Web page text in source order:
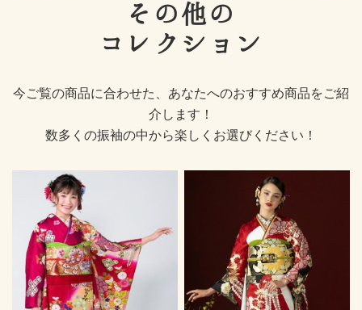
その他の
コレクション
今ご覧の商品に合わせた、あなたへのおすすめ商品をご紹
介します！
数多くの振袖の中から楽しくお選びください！